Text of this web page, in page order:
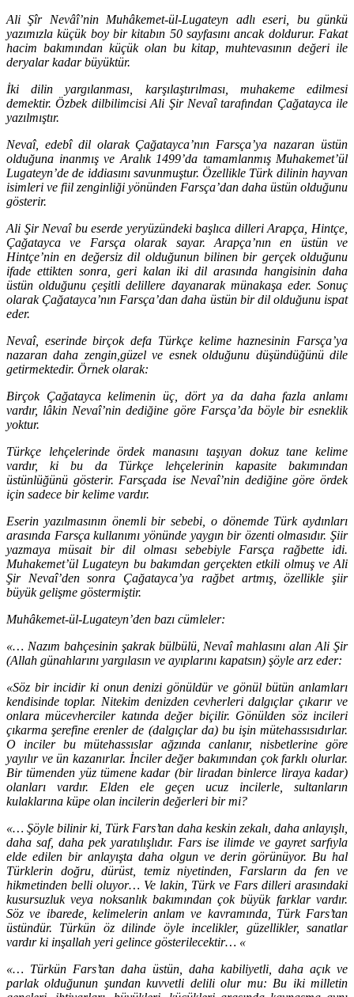
Ali Şîr Nevâî’nin Muhâkemet-ül-Lugateyn adlı eseri, bu günkü
yazımızla küçük boy bir kitabın 50 sayfasını ancak doldurur. Fakat
hacim bakımından küçük olan bu kitap, muhtevasının değeri ile
deryalar kadar büyüktür.
İki dilin yargılanması, karşılaştırılması, muhakeme edilmesi
demektir. Özbek dilbilimcisi Ali Şir Nevaî tarafından Çağatayca ile
yazılmıştır.
Nevaî, edebî dil olarak Çağatayca’nın Farsça’ya nazaran üstün
olduğuna inanmış ve Aralık 1499’da tamamlanmış Muhakemet’ül
Lugateyn’de de iddiasını savunmuştur. Özellikle Türk dilinin hayvan
isimleri ve fiil zenginliği yönünden Farsça’dan daha üstün olduğunu
gösterir.
Ali Şir Nevaî bu eserde yeryüzündeki başlıca dilleri Arapça, Hintçe,
Çağatayca ve Farsça olarak sayar. Arapça’nın en üstün ve
Hintçe’nin en değersiz dil olduğunun bilinen bir gerçek olduğunu
ifade ettikten sonra, geri kalan iki dil arasında hangisinin daha
üstün olduğunu çeşitli delillere dayanarak münakaşa eder. Sonuç
olarak Çağatayca’nın Farsça’dan daha üstün bir dil olduğunu ispat
eder.
Nevaî, eserinde birçok defa Türkçe kelime haznesinin Farsça’ya
nazaran daha zengin,güzel ve esnek olduğunu düşündüğünü dile
getirmektedir. Örnek olarak:
Birçok Çağatayca kelimenin üç, dört ya da daha fazla anlamı
vardır, lâkin Nevaî’nin dediğine göre Farsça’da böyle bir esneklik
yoktur.
Türkçe lehçelerinde ördek manasını taşıyan dokuz tane kelime
vardır, ki bu da Türkçe lehçelerinin kapasite bakımından
üstünlüğünü gösterir. Farsçada ise Nevaî’nin dediğine göre ördek
için sadece bir kelime vardır.
Eserin yazılmasının önemli bir sebebi, o dönemde Türk aydınları
arasında Farsça kullanımı yönünde yaygın bir özenti olmasıdır. Şiir
yazmaya müsait bir dil olması sebebiyle Farsça rağbette idi.
Muhakemet’ül Lugateyn bu bakımdan gerçekten etkili olmuş ve Ali
Şir Nevaî’den sonra Çağatayca’ya rağbet artmış, özellikle şiir
büyük gelişme göstermiştir.
Muhâkemet-ül-Lugateyn’den bazı cümleler:
«… Nazım bahçesinin şakrak bülbülü, Nevaî mahlasını alan Ali Şir
(Allah günahlarını yargılasın ve ayıplarını kapatsın) şöyle arz eder:
«Söz bir incidir ki onun denizi gönüldür ve gönül bütün anlamları
kendisinde toplar. Nitekim denizden cevherleri dalgıçlar çıkarır ve
onlara mücevherciler katında değer biçilir. Gönülden söz incileri
çıkarma şerefine erenler de (dalgıçlar da) bu işin mütehassısıdırlar.
O inciler bu mütehassıslar ağzında canlanır, nisbetlerine göre
yayılır ve ün kazanırlar. İnciler değer bakımından çok farklı olurlar.
Bir tümenden yüz tümene kadar (bir liradan binlerce liraya kadar)
olanları vardır. Elden ele geçen ucuz incilerle, sultanların
kulaklarına küpe olan incilerin değerleri bir mi?
«… Şöyle bilinir ki, Türk Fars’tan daha keskin zekalı, daha anlayışlı,
daha saf, daha pek yaratılışlıdır. Fars ise ilimde ve gayret sarfıyla
elde edilen bir anlayışta daha olgun ve derin görünüyor. Bu hal
Türklerin doğru, dürüst, temiz niyetinden, Farsların da fen ve
hikmetinden belli oluyor… Ve lakin, Türk ve Fars dilleri arasındaki
kusursuzluk veya noksanlık bakımından çok büyük farklar vardır.
Söz ve ibarede, kelimelerin anlam ve kavramında, Türk Fars’tan
üstündür. Türkün öz dilinde öyle incelikler, güzellikler, sanatlar
vardır ki inşallah yeri gelince gösterilecektir… «
«… Türkün Fars’tan daha üstün, daha kabiliyetli, daha açık ve
parlak olduğunun şundan kuvvetli delili olur mu: Bu iki milletin